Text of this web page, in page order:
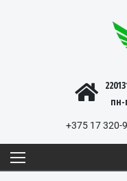
пн-
+375 17 320-